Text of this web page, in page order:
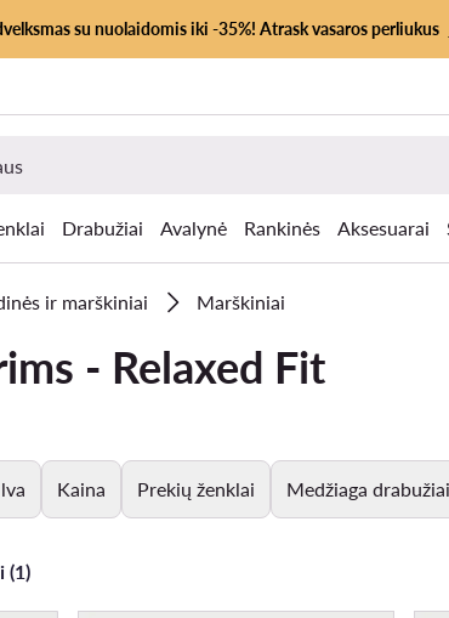
su nuolaidomis iki -35%! Atrask vasaros perliukus
Drabužiai Avalynė Rankinės Aksesuarai
ir marškiniai Marškiniai
- Relaxed Fit
Kaina Prekių ženklai Medžiaga drabužiai
(1)